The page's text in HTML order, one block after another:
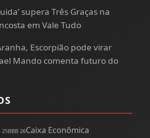
supera Três Graças na
em Vale Tudo
Escorpião pode virar
Mando comenta futuro do
25BBB 26Caixa Econômica